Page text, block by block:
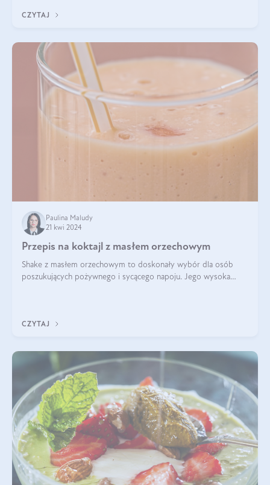
CZYTAJ
Paulina Maludy
21 kwi 2024
Przepis na koktajl z masłem orzechowym
Shake z masłem orzechowym to doskonały wybór dla osób
poszukujących pożywnego i sycącego napoju. Jego wysoka
CZYTAJ